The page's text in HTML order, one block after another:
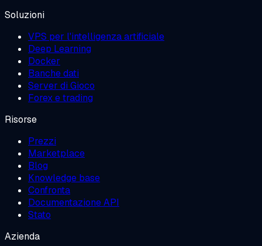
Soluzioni
VPS per l'intelligenza artificiale
Deep Learning
Docker
Banche dati
Server di Gioco
Forex e trading
Risorse
Prezzi
Marketplace
Blog
Knowledge base
Confronta
Documentazione API
Stato
Azienda